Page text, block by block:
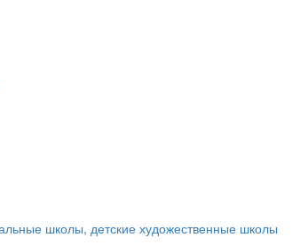
школы, детские художественные школы